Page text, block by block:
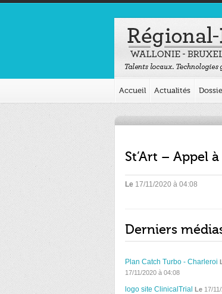
Accueil Actualités
St’Art – Appel
Le 17/11/2020 à 04:08
Derniers
Plan Catch Turbo - Charleroi
17/11/2020 à 04:08
logo site ClinicalTrial Le 17/